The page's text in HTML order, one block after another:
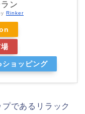
ン
Rinker
ョッピング
であるリラック